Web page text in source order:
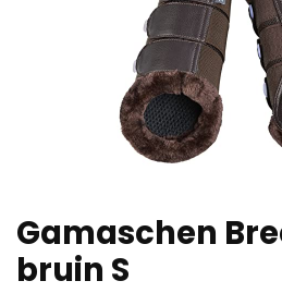
Gamaschen
bruin S